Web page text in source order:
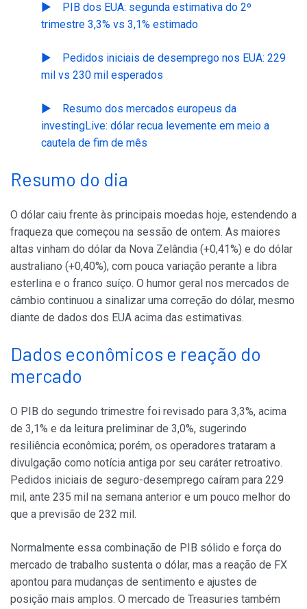
PIB dos EUA: segunda estimativa do 2º
trimestre 3,3% vs 3,1% estimado
Pedidos iniciais de desemprego nos EUA: 229
mil vs 230 mil esperados
Resumo dos mercados europeus da
investingLive: dólar recua levemente em meio a
cautela de fim de mês
Resumo do dia
O dólar caiu frente às principais moedas hoje, estendendo a
fraqueza que começou na sessão de ontem. As maiores
altas vinham do dólar da Nova Zelândia (+0,41%) e do dólar
australiano (+0,40%), com pouca variação perante a libra
esterlina e o franco suíço. O humor geral nos mercados de
câmbio continuou a sinalizar uma correção do dólar, mesmo
diante de dados dos EUA acima das estimativas.
Dados econômicos e reação do
mercado
O PIB do segundo trimestre foi revisado para 3,3%, acima
de 3,1% e da leitura preliminar de 3,0%, sugerindo
resiliência econômica; porém, os operadores trataram a
divulgação como notícia antiga por seu caráter retroativo.
Pedidos iniciais de seguro-desemprego caíram para 229
mil, ante 235 mil na semana anterior e um pouco melhor do
que a previsão de 232 mil.
Normalmente essa combinação de PIB sólido e força do
mercado de trabalho sustenta o dólar, mas a reação de FX
apontou para mudanças de sentimento e ajustes de
posição mais amplos. O mercado de Treasuries também